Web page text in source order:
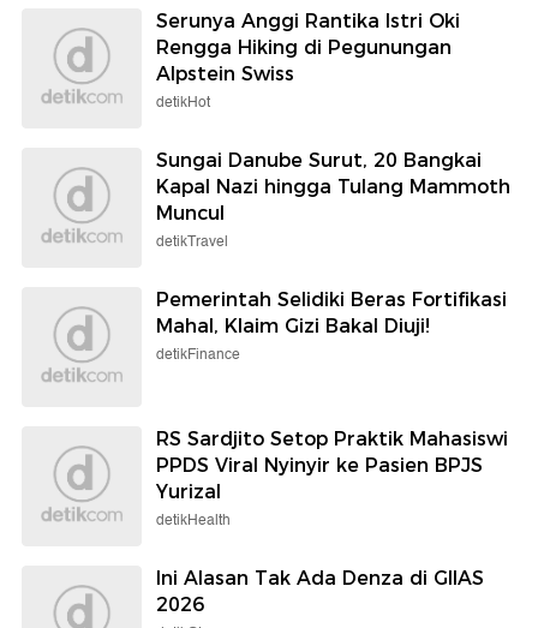
Serunya Anggi Rantika Istri Oki
Rengga Hiking di Pegunungan
Alpstein Swiss
detikHot
Sungai Danube Surut, 20 Bangkai
Kapal Nazi hingga Tulang Mammoth
Muncul
detikTravel
Pemerintah Selidiki Beras Fortifikasi
Mahal, Klaim Gizi Bakal Diuji!
detikFinance
RS Sardjito Setop Praktik Mahasiswi
PPDS Viral Nyinyir ke Pasien BPJS
Yurizal
detikHealth
Ini Alasan Tak Ada Denza di GIIAS
2026